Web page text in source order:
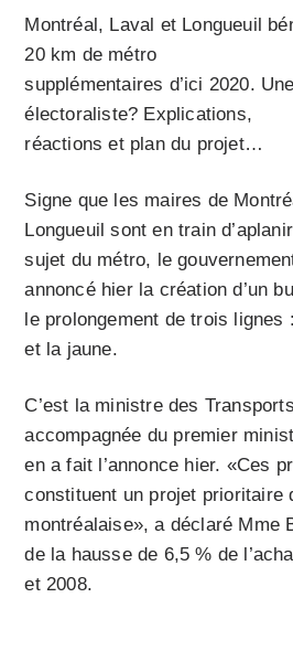
Montréal, Laval et Longueuil
20 km de métro
supplémentaires d’ici 2020.
électoraliste? Explications,
réactions et plan du projet…
Signe que les maires de
Longueuil sont en train
sujet du métro, le
annoncé hier la création d’un
le prolongement de trois lignes
et la jaune.
C’est la ministre des
accompagnée du premier
en a fait l’annonce hier. «Ces
constituent un projet prioritaire
montréalaise», a déclaré Mme
de la hausse de 6,5 % de
et 2008.